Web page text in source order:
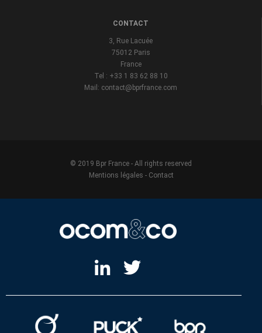
CONTACT
3, Rue Lacuée
75012 Paris
France
Tel : +33 1 83 62 88 10
Mail: contact@bprfrance.com
© 2019 Bpr France - All rights reserved
Mentions légales - Contact